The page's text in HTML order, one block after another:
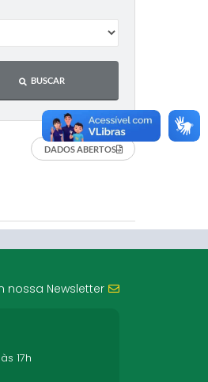
BUSCAR
DADOS ABERTOS
nossa Newsletter
17h